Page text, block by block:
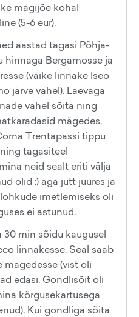
mägijõe kohal
(5-6 eur).
aastad tagasi Põhja-
hinnaga Bergamosse ja
(väike linnake Iseo
järve vahel). Laevaga
vahel sõita ning
mägedes.
Trentapassi tippu
tagasiteel
neid sealt eriti välja
olid :) aga jutt juures ja
imetlemiseks oli
ei astunud.
min sõidu kaugusel
linnakesse. Seal saab
(vist oli
edasi. Gondlisõit oli
kõrgusekartusega
Kui gondliga sõita